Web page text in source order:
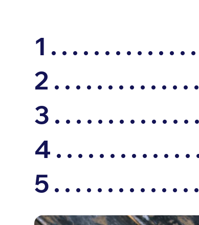
1 . . . . . . . . . . . . .
2 . . . . . . . . . . . . .
3 . . . . . . . . . . . . .
4 . . . . . . . . . . . . .
5 . . . . . . . . . . . . .